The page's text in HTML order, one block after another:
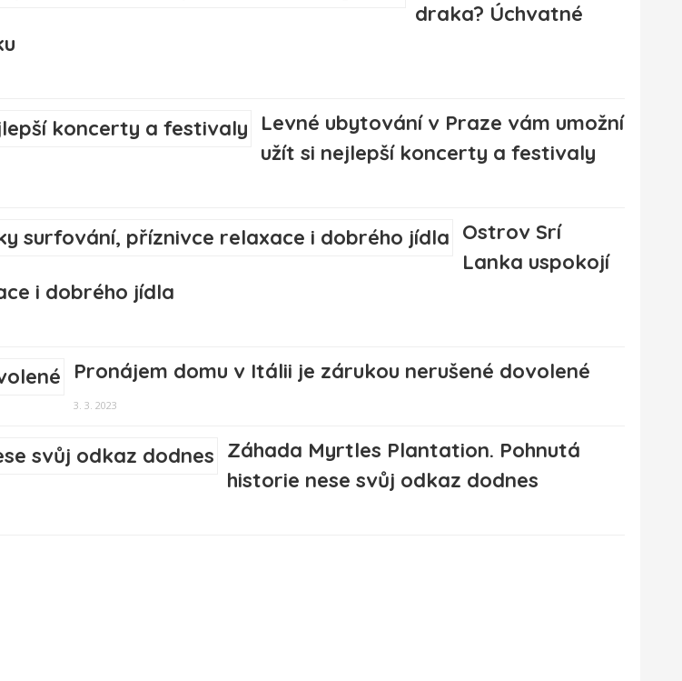
draka? Úchvatné
Levné ubytování v Praze vám umožní
užít si nejlepší koncerty a festivaly
Ostrov Srí
Lanka uspokojí
i dobrého jídla
Pronájem domu v Itálii je zárukou nerušené dovolené
3. 3. 2023
Záhada Myrtles Plantation. Pohnutá
historie nese svůj odkaz dodnes